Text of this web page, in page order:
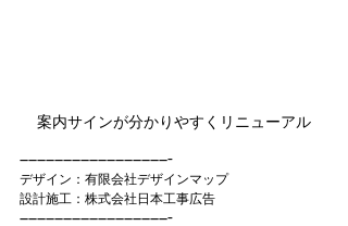
案内サインが分かりやすくリニューアル
-----------------------------------
デザイン：有限会社デザインマップ
設計施工：株式会社日本工事広告
-----------------------------------